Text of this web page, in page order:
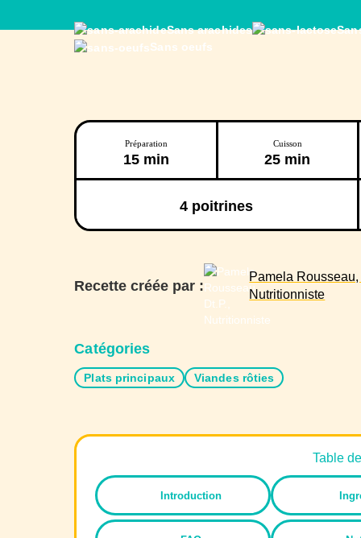
Sans arachides
Sans oeufs
Préparation
15 min
Cuisson
25 min
4 poitrines
Recette créée par :
Pamela Rousseau,
Nutritionniste
Catégories
Plats principaux Viandes rôties
Table
Introduction